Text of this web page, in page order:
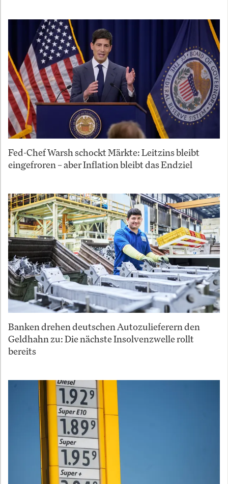
Fed-Chef Warsh schockt Märkte: Leitzins bleibt
eingefroren – aber Inflation bleibt das Endziel
Banken drehen deutschen Autozulieferern den
Geldhahn zu: Die nächste Insolvenzwelle rollt
bereits